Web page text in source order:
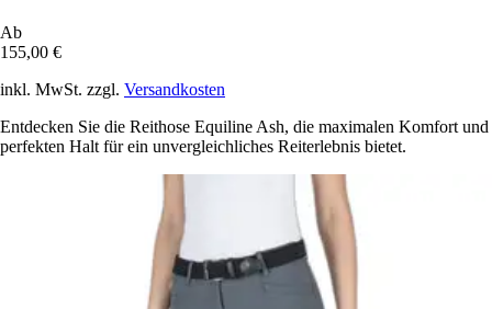
Ab
155,00 €
inkl. MwSt. zzgl. Versandkosten
Entdecken Sie die Reithose Equiline Ash, die maximalen Komfort und
perfekten Halt für ein unvergleichliches Reiterlebnis bietet.